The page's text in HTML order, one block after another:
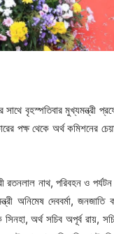
বৃহস্পতিবার মুখ্যমন্ত্রী
পক্ষ থেকে অর্থ কমিশনের
রতনলাল নাথ, পরিবহন ও পর্যটন
অনিমেষ দেববর্মা, জনজাতি
অর্থ সচিব অপূর্ব রায়,